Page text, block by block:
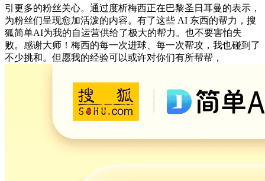
引更多的粉丝关心。通过度析梅西正在巴黎圣日耳曼的表示，
为粉丝们呈现愈加活泼的内容。有了这些 AI 东西的帮力，搜
狐简单AI为我的自运营供给了极大的帮力。也不要害怕失
败。感谢大师！梅西的每一次进球、每一次帮攻，我也碰到了
不少挑和。但愿我的经验可以或许对你们有所帮帮，